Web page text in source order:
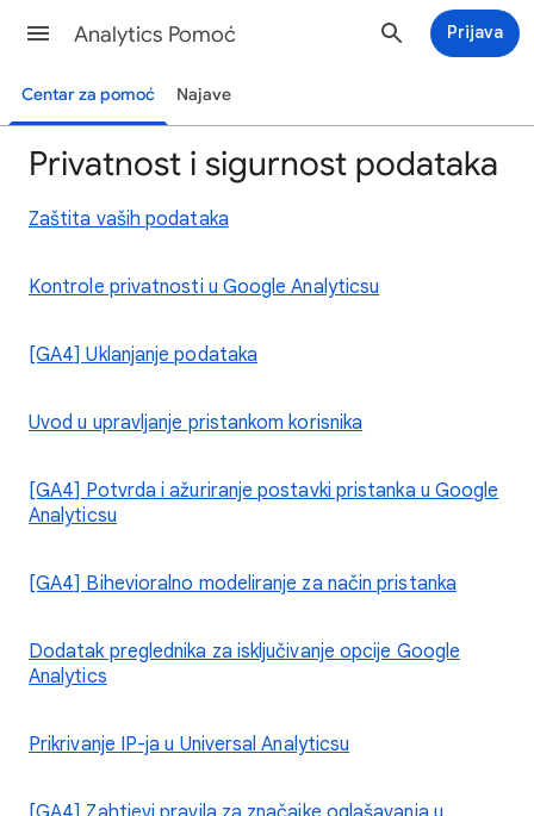
Analytics Pomoć Prijava
Centar za pomoć Najave
Privatnost i sigurnost podataka
Zaštita vaših podataka
Kontrole privatnosti u Google Analyticsu
[GA4] Uklanjanje podataka
Uvod u upravljanje pristankom korisnika
[GA4] Potvrda i ažuriranje postavki pristanka u Google
Analyticsu
[GA4] Bihevioralno modeliranje za način pristanka
Dodatak preglednika za isključivanje opcije Google
Analytics
Prikrivanje IP-ja u Universal Analyticsu